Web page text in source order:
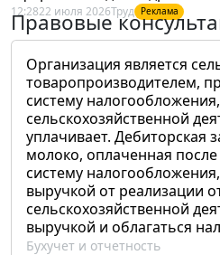
12:2822 июля 2026Труд Реклама
Правовые
Организация является
товаропроизводителем,
систему
сельскохозяйственной
уплачивает. Дебиторская
молоко, оплаченная
систему
выручкой от реализации
сельскохозяйственной
выручкой и облагаться
Бухучет и отчетность